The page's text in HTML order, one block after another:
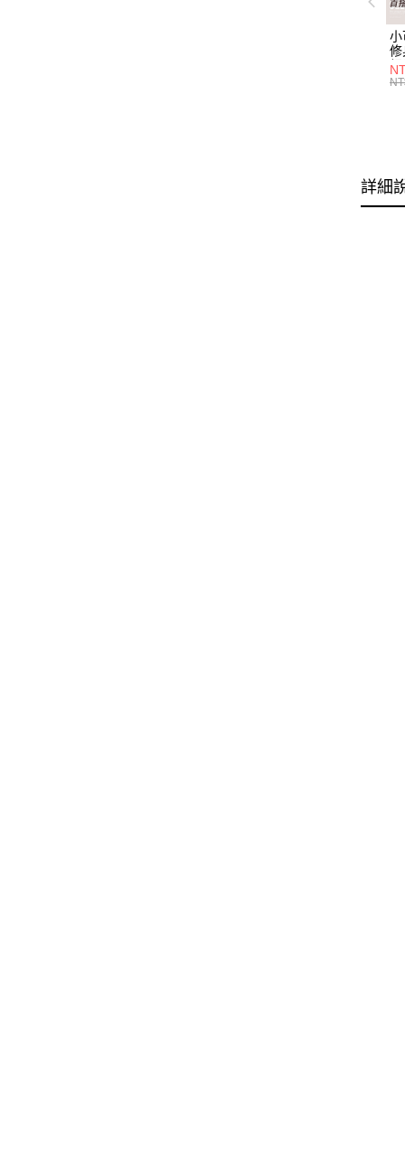
小
修
(
詳細